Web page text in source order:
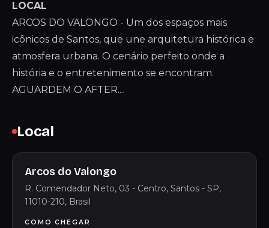
LOCAL
ARCOS DO VALONGO - Um dos espaços mais
icônicos de Santos, que une arquitetura histórica e
atmosfera urbana. O cenário perfeito onde a
história e o entretenimento se encontram.
AGUARDEM O AFTER....
Local
Arcos do Valongo
R. Comendador Neto, 03 - Centro, Santos - SP,
11010-210, Brasil
COMO CHEGAR